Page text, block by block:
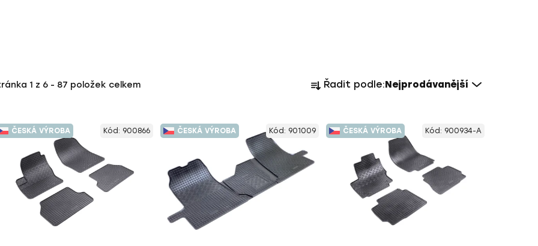
1 z 6 - 87 položek celkem
a
n
p
Řadit podle:Nejprodávanější
ČESKÁ VÝROBA Kód: 900866 ČESKÁ VÝROBA Kód: 901009 ČESKÁ VÝROBA Kód: 900934-A